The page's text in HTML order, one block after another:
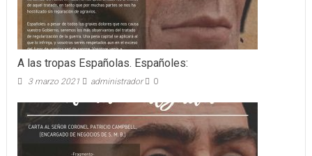
A las tropas Españolas. Españoles:
3 marzo 2021 administrador 0